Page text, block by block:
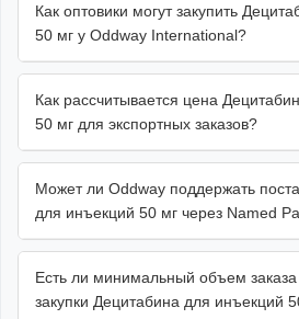
Как оптовики могут закупить
50 мг у Oddway International?
Как рассчитывается цена
50 мг для экспортных заказов?
Может ли Oddway поддержать
для инъекций 50 мг через Named
Есть ли минимальный объем заказа
закупки Децитабина для инъекций